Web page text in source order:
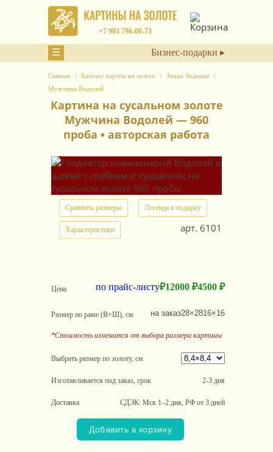
+7 903 796-00-73
☰ Бизнес-подарки ▸
Главная Каталог картин на золоте
Знаки Зодиака
Мужчина Водолей
Картина на сусальном золоте
Мужчина Водолей — 960
проба • авторская работа
Сравнить размеры Легенда к подарку
Характеристики арт. 6101
Цена 4500 ₽
12000 ₽
₽
по прайс-листу
Размер по раме (В×Ш), см 16×16
28×28
на заказ
*Стоимость изменится от выбора размера картины
Выбрать размер по золоту, см
Изготавливается под заказ, срок 2-3 дня
Доставка СДЭК: Мск 1–2 дня, РФ от 3 дней
Добавить в корзину